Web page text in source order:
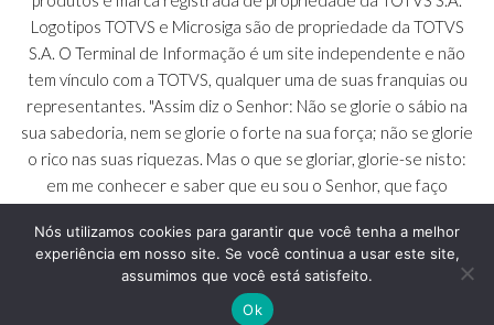
Logotipos TOTVS e Microsiga são de propriedade da TOTVS
S.A. O Terminal de Informação é um site independente e não
tem vínculo com a TOTVS, qualquer uma de suas franquias ou
representantes. "Assim diz o Senhor: Não se glorie o sábio na
sua sabedoria, nem se glorie o forte na sua força; não se glorie
o rico nas suas riquezas. Mas o que se gloriar, glorie-se nisto:
em me conhecer e saber que eu sou o Senhor, que faço
Nós utilizamos cookies para garantir que você tenha a melhor
experiência em nosso site. Se você continua a usar este site,
assumimos que você está satisfeito.
Ok